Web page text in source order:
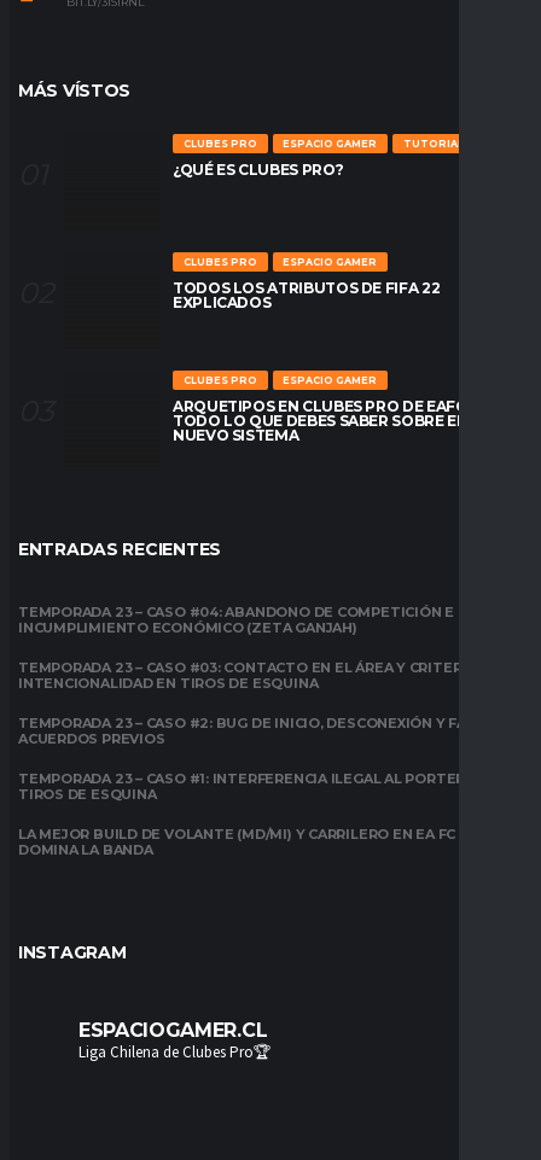
MÁS VÍSTOS
CLUBES PRO ESPACIO GAMER TUTORIALES
¿QUÉ ES CLUBES PRO?
CLUBES PRO ESPACIO GAMER
TODOS LOS ATRIBUTOS DE FIFA 22
EXPLICADOS
CLUBES PRO ESPACIO GAMER
ARQUETIPOS EN CLUBES PRO DE EAFC26:
TODO LO QUE DEBES SABER SOBRE EL
NUEVO SISTEMA
ENTRADAS RECIENTES
TEMPORADA 23 – CASO #04: ABANDONO DE COMPETICIÓN E
INCUMPLIMIENTO ECONÓMICO (ZETA GANJAH)
TEMPORADA 23 – CASO #03: CONTACTO EN EL ÁREA Y CRITERIO DE
INTENCIONALIDAD EN TIROS DE ESQUINA
TEMPORADA 23 – CASO #2: BUG DE INICIO, DESCONEXIÓN Y FALTA DE
ACUERDOS PREVIOS
TEMPORADA 23 – CASO #1: INTERFERENCIA ILEGAL AL PORTERO EN
TIROS DE ESQUINA
LA MEJOR BUILD DE VOLANTE (MD/MI) Y CARRILERO EN EA FC 26:
DOMINA LA BANDA
INSTAGRAM
ESPACIOGAMER.CL
Liga Chilena de Clubes Pro🏆